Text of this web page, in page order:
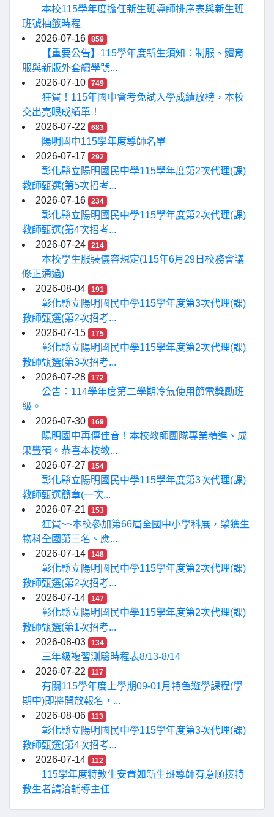
本校115學年度擔任新生班導師排序表與新生班
班號抽籤時程
2026-07-16
859
【重要公告】115學年度新生須知：制服、體育
服與新版外套繡學號...
2026-07-10
749
狂賀！115年國中會考免試入學成績放榜，本校
交出亮眼成績單！
2026-07-22
683
陽明國中115學年度導師名單
2026-07-17
292
彰化縣立陽明國民中學115學年度第2次代理(課)
教師甄選(第5次招考...
2026-07-16
234
彰化縣立陽明國民中學115學年度第2次代理(課)
教師甄選(第4次招考...
2026-07-24
214
本校學生服裝儀容規定(115年6月29日校務會議
修正通過)
2026-08-04
191
彰化縣立陽明國民中學115學年度第3次代理(課)
教師甄選(第2次招考...
2026-07-15
175
彰化縣立陽明國民中學115學年度第2次代理(課)
教師甄選(第3次招考...
2026-07-28
172
公告：114學年度第二學期冷氣使用節電獎勵班
級。
2026-07-30
169
陽明國中再傳佳音！本校教師團隊專業精進、成
果豐碩。恭喜本校教...
2026-07-27
154
彰化縣立陽明國民中學115學年度第3次代理(課)
教師甄選簡章(一次...
2026-07-21
153
狂賀~~本校參加第66屆全國中小學科展，榮獲生
物科全國第三名、應...
2026-07-14
148
彰化縣立陽明國民中學115學年度第2次代理(課)
教師甄選(第2次招考...
2026-07-14
147
彰化縣立陽明國民中學115學年度第2次代理(課)
教師甄選(第1次招考...
2026-08-03
134
三年級複習測驗時程表8/13-8/14
2026-07-22
117
有關115學年度上學期09-01月特色遊學課程(學
期中)即將開放報名，...
2026-08-06
113
彰化縣立陽明國民中學115學年度第3次代理(課)
教師甄選(第4次招考...
2026-07-14
112
115學年度特教生安置如新生班導師有意願接特
教生者請洽輔導主任